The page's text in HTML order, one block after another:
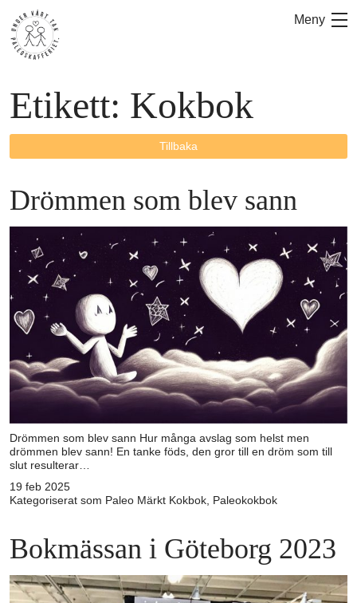
innehåll
Meny
Etikett: Kokbok
Tillbaka
Drömmen som blev sann
Drömmen som blev sann Hur många avslag som helst men
drömmen blev sann! En tanke föds, den gror till en dröm som till
slut resulterar…
19 feb 2025
Kategoriserat som Paleo Märkt Kokbok, Paleokokbok
Bokmässan i Göteborg 2023